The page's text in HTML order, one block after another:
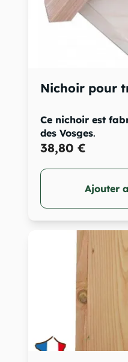
Nichoir pour
Ce nichoir est
des Vosges.
Il est...
38,80 €
Ajouter